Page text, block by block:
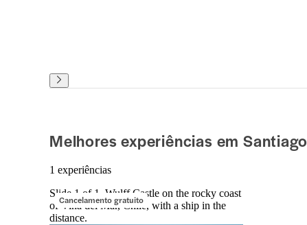
Melhores experiências em Santiago
1 experiências
Cancelamento gratuito
Slide 1 of 1, Wulff Castle on the rocky coast
of Vina del Mar, Chile, with a ship in the
distance.